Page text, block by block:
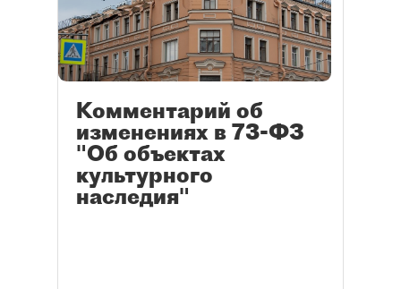
Комментарий об
изменениях в 73-ФЗ
"Об объектах
культурного
наследия"